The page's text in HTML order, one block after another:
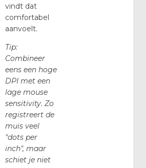
vindt dat
comfortabel
aanvoelt.
Tip:
Combineer
eens een hoge
DPI met een
lage mouse
sensitivity. Zo
registreert de
muis veel
"dots per
inch", maar
schiet je niet